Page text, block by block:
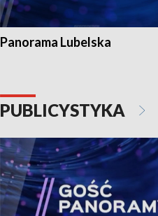
Panorama Lubelska
PUBLICYSTYKA